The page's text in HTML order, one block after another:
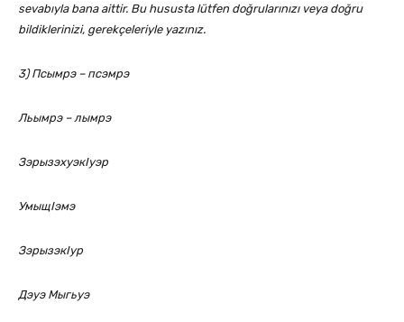
sevabıyla bana aittir. Bu hususta lütfen doğrularınızı veya doğru
bildiklerinizi, gerekçeleriyle yazınız.
3) Псымрэ – псэмрэ
Льымрэ – лымрэ
ЗэрызэхуэкIуэр
УмыщIэмэ
ЗэрызэкIур
Дэуэ Мыгьуэ